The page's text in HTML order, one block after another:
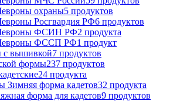
охраны5 продуктов
Росгвардия РФ6 продуктов
ФСИН РФ2 продукта
ФССП РФ1 продукт
с вышивкой7 продуктов
формы237 продуктов
24 продукта
Зимняя форма кадетов32 продукта
форма для кадетов9 продуктов